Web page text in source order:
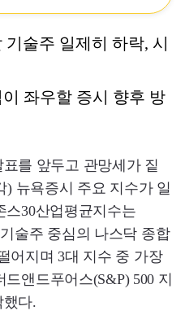
술주 일제히 하락, 시
좌우할 증시 향후 방
를 앞두고 관망세가 짙
) 뉴욕증시 주요 지수가 일
스30산업평균지수는
술주 중심의 나스닥 종합
어지며 3대 지수 중 가장
앤드푸어스(S&P) 500 지
했다.